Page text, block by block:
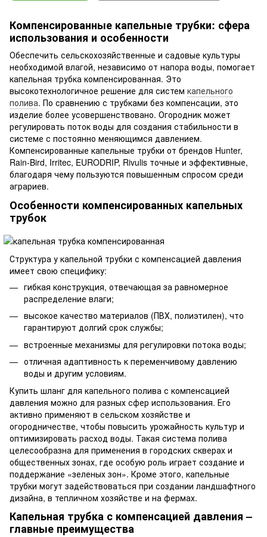
Компенсированные капельные трубки: сфера
использования и особенности
Обеспечить сельскохозяйственные и садовые культуры
необходимой влагой, независимо от напора воды, помогает
капельная трубка компенсированная. Это
высокотехнологичное решение для систем капельного
полива. По сравнению с трубками без компенсации, это
изделие более усовершенствовано. Огородник может
регулировать поток воды для создания стабильности в
системе с постоянно меняющимся давлением.
Компенсированные капельные трубки от брендов Hunter,
Rain-Bird, Irritec, EURODRIP, Rivulis точные и эффективные,
благодаря чему пользуются повышенным спросом среди
аграриев.
Особенности компенсированных капельных
трубок
Структура у капельной трубки с компенсацией давления
имеет свою специфику:
гибкая конструкция, отвечающая за равномерное
распределение влаги;
высокое качество материалов (ПВХ, полиэтилен), что
гарантируют долгий срок службы;
встроенные механизмы для регулировки потока воды;
отличная адаптивность к переменчивому давлению
воды и другим условиям.
Купить шланг для капельного полива с компенсацией
давления можно для разных сфер использования. Его
активно применяют в сельском хозяйстве и
огородничестве, чтобы повысить урожайность культур и
оптимизировать расход воды. Такая система полива
целесообразна для применения в городских скверах и
общественных зонах, где особую роль играет создание и
поддержание «зеленых зон». Кроме этого, капельные
трубки могут задействоваться при создании ландшафтного
дизайна, в тепличном хозяйстве и на фермах.
Капельная трубка с компенсацией давления –
главные преимущества